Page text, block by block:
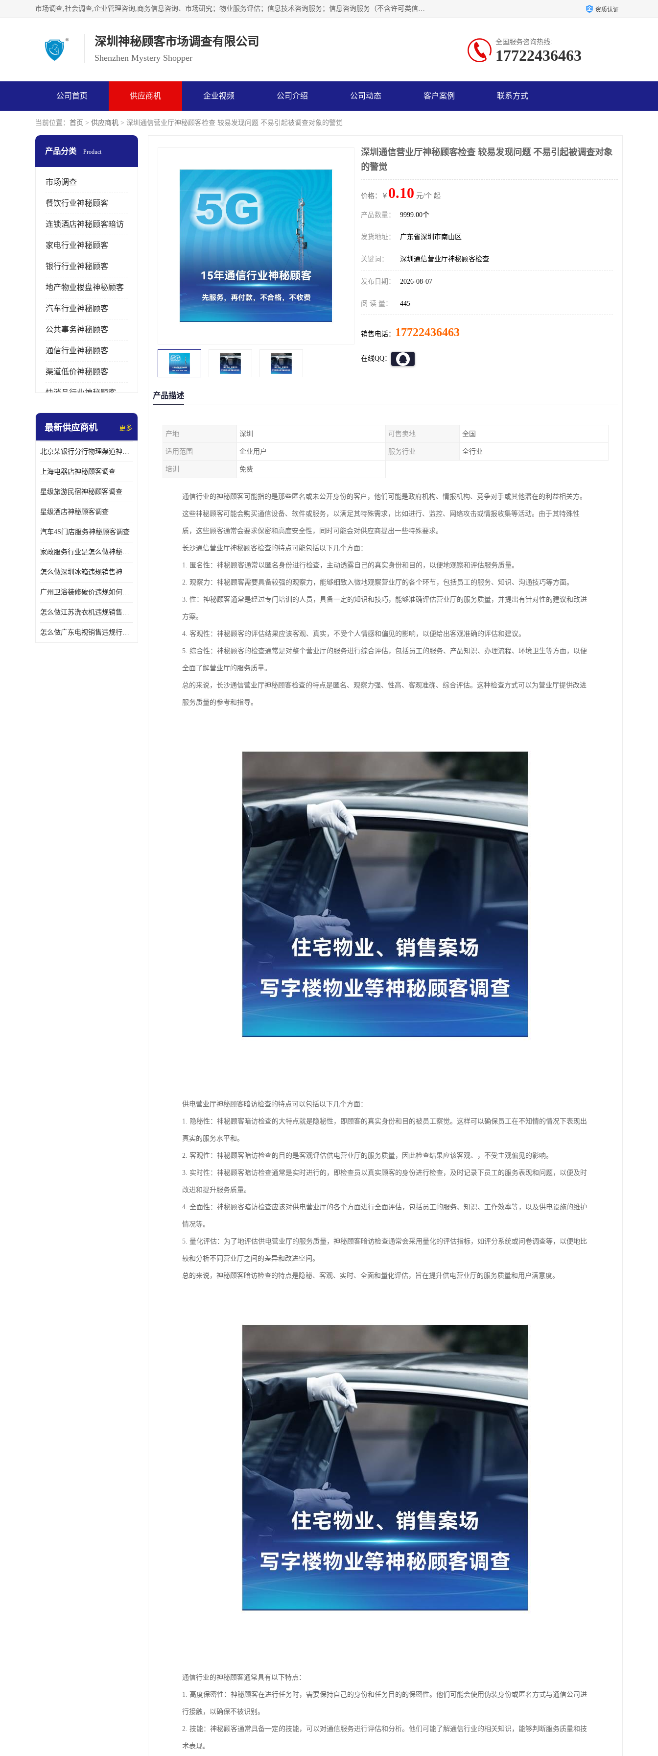
市场调查,社会调查,企业管理咨询,商务信息咨询、市场研究；物业服务评估；信息技术咨询服务；信息咨询服务（不含许可类信息咨询服务）；社会经济咨询服务；技术服务、技术开发、技术咨询、技术交流、技术转让、技术推广；企业信用调查和评估。 资质认证
深圳神秘顾客市场调查有限公司
Shenzhen Mystery Shopper
全国服务咨询热线:
17722436463
公司首页 供应商机 企业视频 公司介绍 公司动态 客户案例 联系方式
当前位置： 首页 > 供应商机 > 深圳通信营业厅神秘顾客检查 较易发现问题 不易引起被调查对象的警觉
产品分类 Product
市场调查
餐饮行业神秘顾客
连锁酒店神秘顾客暗访
家电行业神秘顾客
银行行业神秘顾客
地产物业楼盘神秘顾客
汽车行业神秘顾客
公共事务神秘顾客
通信行业神秘顾客
渠道低价神秘顾客
快消品行业神秘顾客
医疗行业神秘顾客
金融行业神秘顾客
服装行业神秘顾客暗访
最新供应商机 更多
北京某银行分行物理渠道神秘人检查服务质量
上海电器店神秘顾客调查
星级旅游民宿神秘顾客调查
星级酒店神秘顾客调查
汽车4S门店服务神秘顾客调查
家政服务行业是怎么做神秘顾客调研
怎么做深圳冰箱违规销售神秘顾客检测
广州卫浴装修破价违规如何进行神秘顾客暗访调查
怎么做江苏洗衣机违规销售神秘顾客检测
怎么做广东电视销售违规行为神秘顾客检测
深圳通信营业厅神秘顾客检查 较易发现问题 不易引起被调查对象
的警觉
价格：￥ 0.10 元/个 起
产品数量： 9999.00个
发货地址： 广东省深圳市南山区
关键词： 深圳通信营业厅神秘顾客检查
发布日期： 2026-08-07
阅 读 量： 445
销售电话： 17722436463
在线QQ：
产品描述
产地 深圳 可售卖地 全国
适用范围 企业用户 服务行业 全行业
培训 免费
通信行业的神秘顾客可能指的是那些匿名或未公开身份的客户，他们可能是政府机构、情报机构、竞争对手或其他潜在的利益相关方。
这些神秘顾客可能会购买通信设备、软件或服务，以满足其特殊需求，比如进行、监控、网络攻击或情报收集等活动。由于其特殊性
质，这些顾客通常会要求保密和高度安全性，同时可能会对供应商提出一些特殊要求。
长沙通信营业厅神秘顾客检查的特点可能包括以下几个方面：
1. 匿名性：神秘顾客通常以匿名身份进行检查，主动透露自己的真实身份和目的，以便地观察和评估服务质量。
2. 观察力：神秘顾客需要具备较强的观察力，能够细致入微地观察营业厅的各个环节，包括员工的服务、知识、沟通技巧等方面。
3. 性：神秘顾客通常是经过专门培训的人员，具备一定的知识和技巧，能够准确评估营业厅的服务质量，并提出有针对性的建议和改进
方案。
4. 客观性：神秘顾客的评估结果应该客观、真实，不受个人情感和偏见的影响，以便给出客观准确的评估和建议。
5. 综合性：神秘顾客的检查通常是对整个营业厅的服务进行综合评估，包括员工的服务、产品知识、办理流程、环境卫生等方面，以便
全面了解营业厅的服务质量。
总的来说，长沙通信营业厅神秘顾客检查的特点是匿名、观察力强、性高、客观准确、综合评估。这种检查方式可以为营业厅提供改进
服务质量的参考和指导。
供电营业厅神秘顾客暗访检查的特点可以包括以下几个方面：
1. 隐秘性：神秘顾客暗访检查的大特点就是隐秘性，即顾客的真实身份和目的被员工察觉。这样可以确保员工在不知情的情况下表现出
真实的服务水平和。
2. 客观性：神秘顾客暗访检查的目的是客观评估供电营业厅的服务质量，因此检查结果应该客观、，不受主观偏见的影响。
3. 实时性：神秘顾客暗访检查通常是实时进行的，即检查员以真实顾客的身份进行检查，及时记录下员工的服务表现和问题，以便及时
改进和提升服务质量。
4. 全面性：神秘顾客暗访检查应该对供电营业厅的各个方面进行全面评估，包括员工的服务、知识、工作效率等，以及供电设施的维护
情况等。
5. 量化评估：为了地评估供电营业厅的服务质量，神秘顾客暗访检查通常会采用量化的评估指标，如评分系统或问卷调查等，以便地比
较和分析不同营业厅之间的差异和改进空间。
总的来说，神秘顾客暗访检查的特点是隐秘、客观、实时、全面和量化评估，旨在提升供电营业厅的服务质量和用户满意度。
通信行业的神秘顾客通常具有以下特点：
1. 高度保密性：神秘顾客在进行任务时，需要保持自己的身份和任务目的的保密性。他们可能会使用伪装身份或匿名方式与通信公司进
行接触，以确保不被识别。
2. 技能：神秘顾客通常具备一定的技能，可以对通信服务进行评估和分析。他们可能了解通信行业的相关知识，能够判断服务质量和技
术表现。